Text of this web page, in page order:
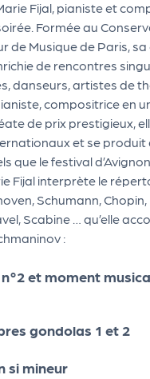
Fijal, pianiste et
Formée au
de Musique de Paris,
de rencontres
danseurs, artistes de
compositrice en
de prix prestigieux,
et se produit
que le festival
Fijal interprète le
Schumann, Chopin,
Scabine … qu’elle
:
et moment
gondolas 1 et 2
si mineur